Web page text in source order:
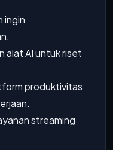
ingin
alat AI untuk riset
produktivitas
streaming